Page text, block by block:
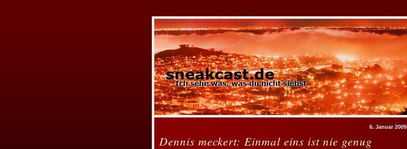
6. Januar 2009
Dennis meckert: Einmal eins ist nie genug